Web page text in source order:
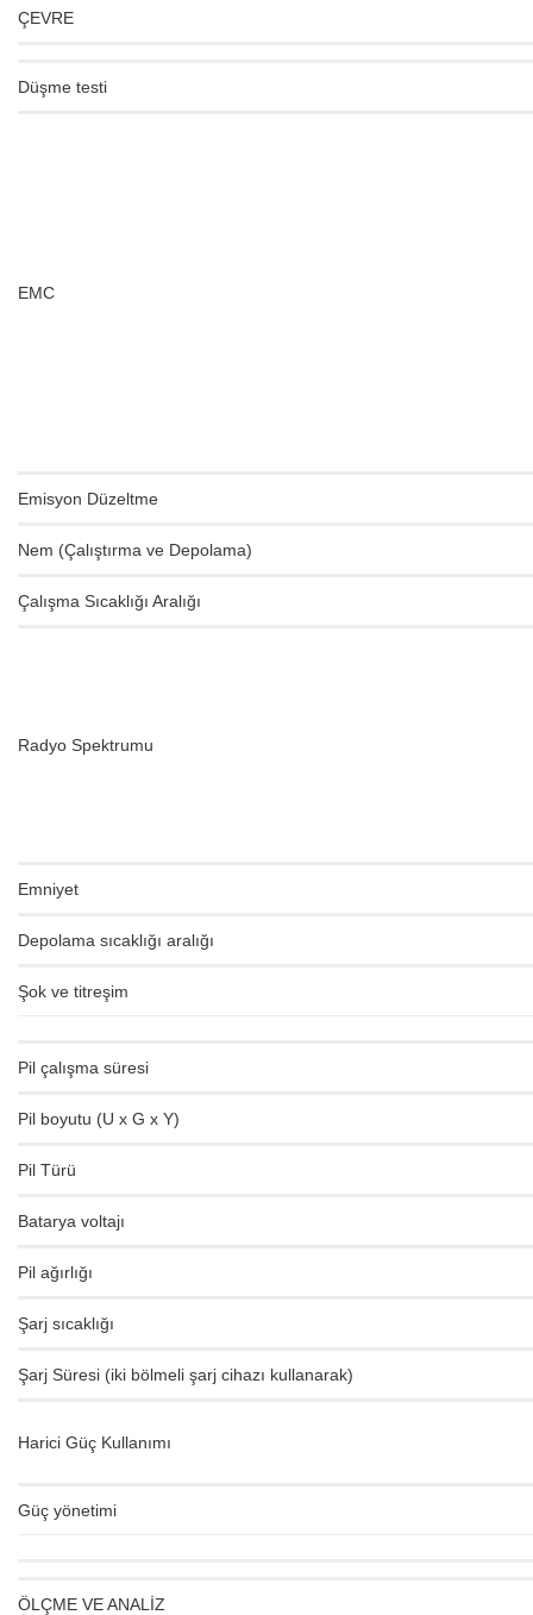
ÇEVRE
Düşme testi
EMC
Emisyon Düzeltme
Nem (Çalıştırma ve Depolama)
Çalışma Sıcaklığı Aralığı
Radyo Spektrumu
Emniyet
Depolama sıcaklığı aralığı
Şok ve titreşim
Pil çalışma süresi
Pil boyutu (U x G x Y)
Pil Türü
Batarya voltajı
Pil ağırlığı
Şarj sıcaklığı
Şarj Süresi (iki bölmeli şarj cihazı kullanarak)
Harici Güç Kullanımı
Güç yönetimi
ÖLÇME VE ANALİZ